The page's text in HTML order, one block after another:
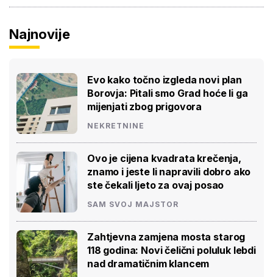
Najnovije
Evo kako točno izgleda novi plan
Borovja: Pitali smo Grad hoće li ga
mijenjati zbog prigovora
NEKRETNINE
Ovo je cijena kvadrata krečenja,
znamo i jeste li napravili dobro ako
ste čekali ljeto za ovaj posao
SAM SVOJ MAJSTOR
Zahtjevna zamjena mosta starog
118 godina: Novi čelični poluluk lebdi
nad dramatičnim klancem